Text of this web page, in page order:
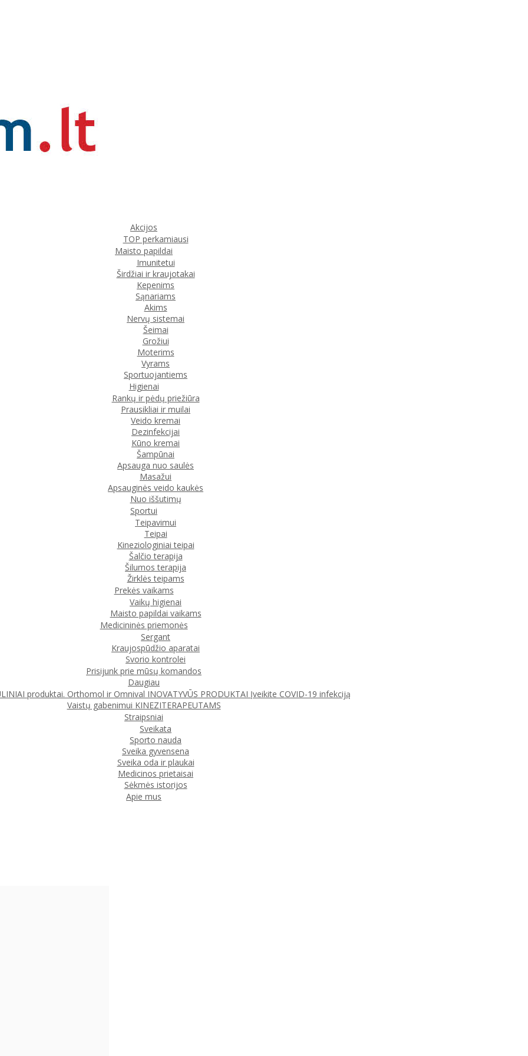
Akcijos
TOP perkamiausi
Maisto papildai
Imunitetui
Širdžiai ir kraujotakai
Kepenims
Sąnariams
Akims
Nervų sistemai
Šeimai
Grožiui
Moterims
Vyrams
Sportuojantiems
Higienai
Rankų ir pėdų priežiūra
Prausikliai ir muilai
Veido kremai
Dezinfekcijai
Kūno kremai
Šampūnai
Apsauga nuo saulės
Masažui
Apsauginės veido kaukės
Nuo iššutimų
Sportui
Teipavimui
Teipai
Kineziologiniai teipai
Šalčio terapija
Šilumos terapija
Žirklės teipams
Prekės vaikams
Vaikų higienai
Maisto papildai vaikams
Medicininės priemonės
Sergant
Kraujospūdžio aparatai
Svorio kontrolei
Prisijunk prie mūsų komandos
Daugiau
produktai. Orthomol ir Omnival INOVATYVŪS PRODUKTAI Įveikite COVID-19 infekciją
Vaistų gabenimui KINEZITERAPEUTAMS
Straipsniai
Sveikata
Sporto nauda
Sveika gyvensena
Sveika oda ir plaukai
Medicinos prietaisai
Sėkmės istorijos
Apie mus